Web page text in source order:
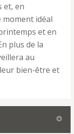
et, en
moment idéal
et en
plus de la
au
bien-être et